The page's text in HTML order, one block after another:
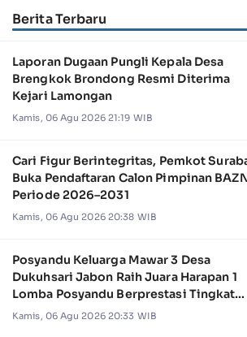
Berita Terbaru
Laporan Dugaan Pungli Kepala Desa
Brengkok Brondong Resmi Diterima
Kejari Lamongan
Kamis, 06 Agu 2026 21:19 WIB
Cari Figur Berintegritas, Pemkot
Buka Pendaftaran Calon Pimpinan
Periode 2026–2031
Kamis, 06 Agu 2026 20:38 WIB
Posyandu Keluarga Mawar 3 Desa
Dukuhsari Jabon Raih Juara Harapan 1
Lomba Posyandu Berprestasi Tingkat
Jawa Timur 2026
Kamis, 06 Agu 2026 20:33 WIB